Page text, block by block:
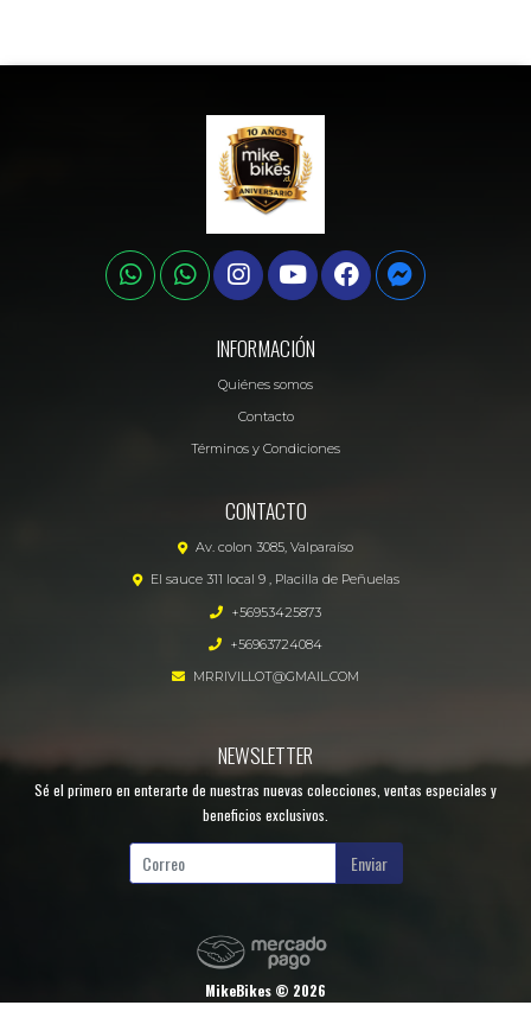
INFORMACIÓN
Quiénes somos
Contacto
Términos y Condiciones
CONTACTO
Av. colon 3085, Valparaíso
El sauce 311 local 9 , Placilla de Peñuelas
+56953425873
+56963724084
MRRIVILLOT@GMAIL.COM
NEWSLETTER
Sé el primero en enterarte de nuestras nuevas colecciones, ventas especiales y
beneficios exclusivos.
Enviar
MikeBikes © 2026